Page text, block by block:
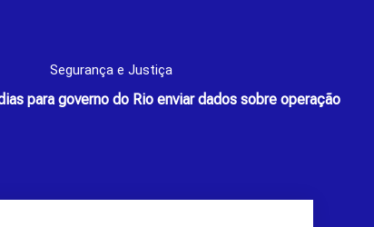
Segurança e Justiça
para governo do Rio enviar dados sobre operação